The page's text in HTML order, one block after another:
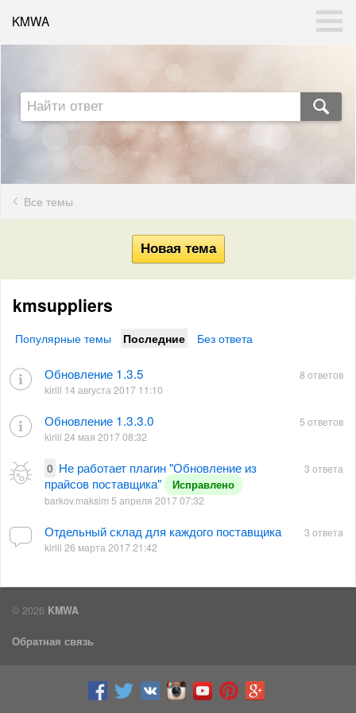
KMWA
Все темы
kmsuppliers
Популярные темы Последние Без ответа
Обновление 1.3.5
kirill 14 августа 2017 11:10
8 ответов
Обновление 1.3.3.0
kirill 24 мая 2017 08:32
5 ответов
0 Не работает плагин "Обновление из
прайсов поставщика"
Исправлено
barkov.maksim 5 апреля 2017 07:32
3 ответа
Отдельный склад для каждого поставщика
kirill 26 марта 2017 21:42
3 ответа
© 2026 KMWA
Обратная связь